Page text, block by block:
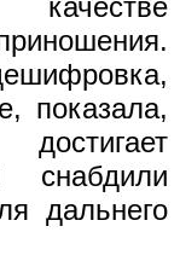
показала,
дальнего